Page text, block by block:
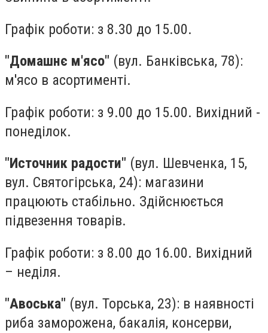
Графік роботи: з 8.30 до 15.00.
"Домашнє м'ясо" (вул. Банківська, 78):
м'ясо в асортименті.
Графік роботи: з 9.00 до 15.00. Вихідний -
понеділок.
"Источник радости" (вул. Шевченка, 15,
вул. Святогірська, 24): магазини
працюють стабільно. Здійснюється
підвезення товарів.
Графік роботи: з 8.00 до 16.00. Вихідний
– неділя.
"Авоська" (вул. Торська, 23): в наявності
риба заморожена, бакалія, консерви,